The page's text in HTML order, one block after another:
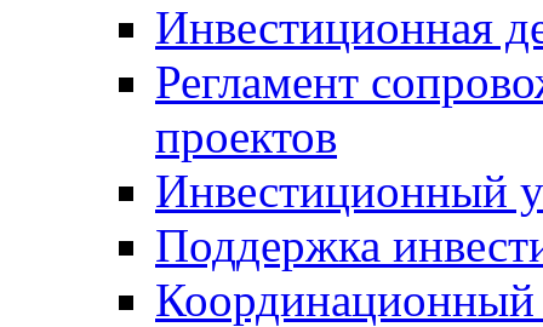
Инвестиционная
Регламент
проектов
Инвестиционный
Поддержка
Координационный